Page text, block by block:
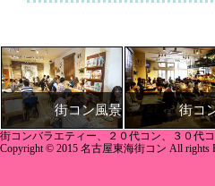
街コン風景 街コ
街コンバラエティー、２０代コン、３０代
Copyright © 2015 名古屋東海街コン All rights